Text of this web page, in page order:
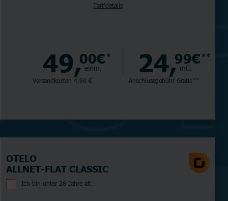
Tarifdetails
49,00€ *
einm.
Versandkosten 4,99 €
24,99€ **
mtl.
Anschlussgebühr Gratis **
OTELO
ALLNET-FLAT CLASSIC
Ich bin unter 28 Jahre alt.